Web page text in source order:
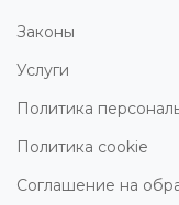
Законы
Услуги
Политика
Политика cookie
Соглашение на